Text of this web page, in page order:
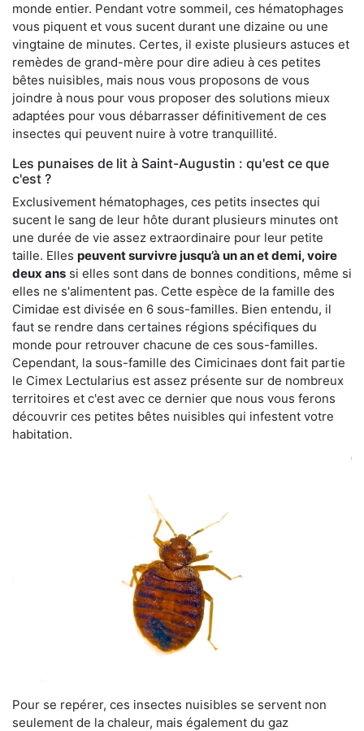
monde entier. Pendant votre sommeil, ces hématophages
vous piquent et vous sucent durant une dizaine ou une
vingtaine de minutes. Certes, il existe plusieurs astuces et
remèdes de grand-mère pour dire adieu à ces petites
bêtes nuisibles, mais nous vous proposons de vous
joindre à nous pour vous proposer des solutions mieux
adaptées pour vous débarrasser définitivement de ces
insectes qui peuvent nuire à votre tranquillité.
Les punaises de lit à Saint-Augustin : qu'est ce que
c'est ?
Exclusivement hématophages, ces petits insectes qui
sucent le sang de leur hôte durant plusieurs minutes ont
une durée de vie assez extraordinaire pour leur petite
taille. Elles peuvent survivre jusqu’à un an et demi, voire
deux ans si elles sont dans de bonnes conditions, même si
elles ne s'alimentent pas. Cette espèce de la famille des
Cimidae est divisée en 6 sous-familles. Bien entendu, il
faut se rendre dans certaines régions spécifiques du
monde pour retrouver chacune de ces sous-familles.
Cependant, la sous-famille des Cimicinaes dont fait partie
le Cimex Lectularius est assez présente sur de nombreux
territoires et c'est avec ce dernier que nous vous ferons
découvrir ces petites bêtes nuisibles qui infestent votre
habitation.
Pour se repérer, ces insectes nuisibles se servent non
seulement de la chaleur, mais également du gaz